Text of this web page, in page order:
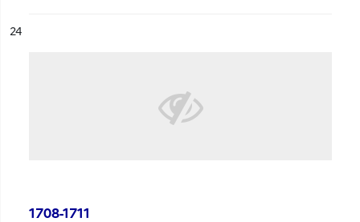
n°
24
1708-1711